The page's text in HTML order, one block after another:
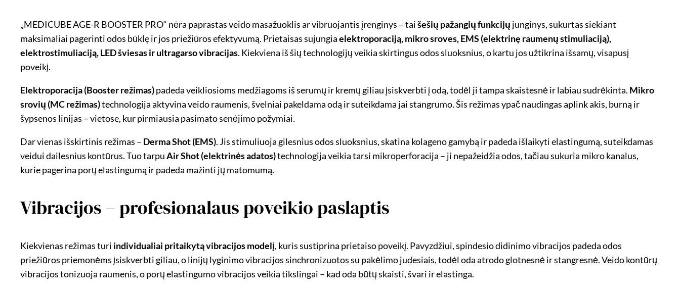
„MEDICUBE AGE-R BOOSTER PRO“ nėra paprastas veido masažuoklis ar vibruojantis įrenginys – taišešių pažangių funkcijų junginys, sukurtas siekiant
maksimaliai pagerinti odos būklę ir jos priežiūros efektyvumą. Prietaisas sujungiaelektroporaciją, mikro sroves, EMS (elektrinę raumenų stimuliaciją),
elektrostimuliaciją, LED šviesas ir ultragarso vibracijas. Kiekviena iš šių technologijų veikia skirtingus odos sluoksnius, o kartu jos užtikrina išsamų, visapusį
poveikį.
Elektroporacija (Booster režimas)padeda veikliosioms medžiagoms iš serumų ir kremų giliau įsiskverbti į odą, todėl ji tampa skaistesnė ir labiau sudrėkinta. Mikro
srovių (MC režimas)technologija aktyvina veido raumenis, švelniai pakeldama odą ir suteikdama jai stangrumo. Šis režimas ypač naudingas aplink akis, burną ir
šypsenos linijas – vietose, kur pirmiausia pasimato senėjimo požymiai.
Dar vienas išskirtinis režimas – Derma Shot (EMS). Jis stimuliuoja gilesnius odos sluoksnius, skatina kolageno gamybą ir padeda išlaikyti elastingumą, suteikdamas
veidui dailesnius kontūrus. Tuo tarpuAir Shot (elektrinės adatos)technologija veikia tarsi mikroperforacija – ji nepažeidžia odos, tačiau sukuria mikro kanalus,
kurie pagerina porų elastingumą ir padeda mažinti jų matomumą.
Vibracijos – profesionalaus poveikio paslaptis
Kiekvienas režimas turi individualiai pritaikytą vibracijos modelį, kuris sustiprina prietaiso poveikį. Pavyzdžiui, spindesio didinimo vibracijos padeda odos
priežiūros priemonėms įsiskverbti giliau, o linijų lyginimo vibracijos sinchronizuotos su pakėlimo judesiais, todėl oda atrodo glotnesnė ir stangresnė. Veido kontūrų
vibracijos tonizuoja raumenis, o porų elastingumo vibracijos veikia tikslingai – kad oda būtų skaisti, švari ir elastinga.